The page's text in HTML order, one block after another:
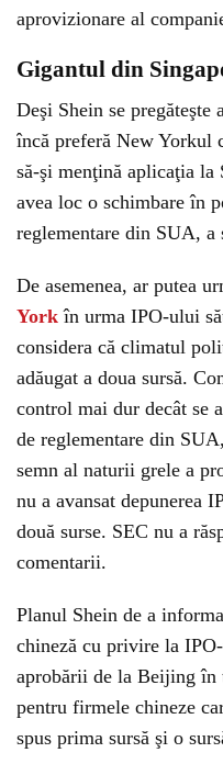
aprovizionare al
Gigantul din
Deşi Shein se
încă preferă New Yorkul
să-şi menţină aplicaţia la
avea loc o schimbare în
reglementare din SUA, a
De asemenea, ar putea
York în urma IPO-ului
considera că climatul
adăugat a doua sursă.
control mai dur decât se
de reglementare din
semn al naturii grele a
nu a avansat depunerea
două surse. SEC nu a
comentarii.
Planul Shein de a
chineză cu privire la
aprobării de la Beijing
pentru firmele chineze
spus prima sursă şi o